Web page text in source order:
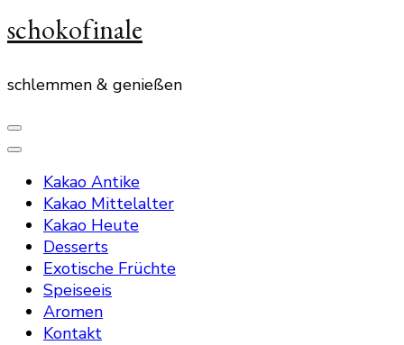
schokofinale
schlemmen & genießen
Kakao Antike
Kakao Mittelalter
Kakao Heute
Desserts
Exotische Früchte
Speiseeis
Aromen
Kontakt